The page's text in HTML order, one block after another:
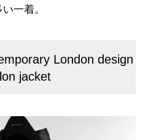
い一着。
London design
jacket